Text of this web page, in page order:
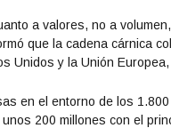
a valores, no a
que la cadena cárnica
Unidos y la Unión
en el entorno de los
200 millones con el